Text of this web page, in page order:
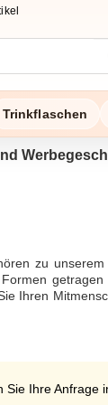
Trinkflaschen
zu
Ihren
Sie Ihre Anfrage